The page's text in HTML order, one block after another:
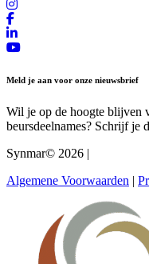
Meld je aan voor onze nieuwsbrief
Wil je op de hoogte blijven
beursdeelnames? Schrijf je
Synmar© 2026 |
Algemene Voorwaarden |